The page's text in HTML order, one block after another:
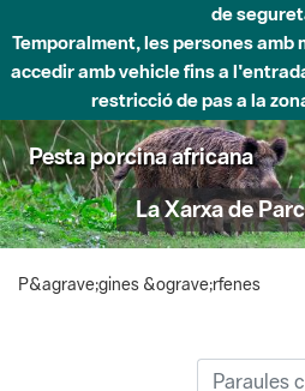
de
Temporalment, les persones
accedir amb vehicle fins a
restricció de pas a la
Pesta porcina africana
La Xarxa de
P&agrave;gines &ograve;rfenes